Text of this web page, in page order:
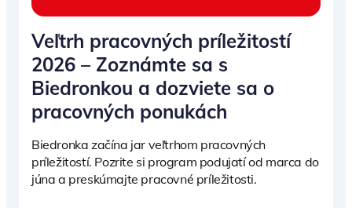
Veľtrh pracovných príležitostí
2026 – Zoznámte sa s
Biedronkou a dozviete sa o
pracovných ponukách
Biedronka začína jar veľtrhom pracovných
príležitostí. Pozrite si program podujatí od marca do
júna a preskúmajte pracovné príležitosti.